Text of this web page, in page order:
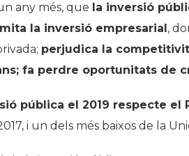
any més, que la inversió
la inversió empresarial ,
perjudica la
fa perdre oportunitats de
pública el 2019 respecte el
i un dels més baixos de la